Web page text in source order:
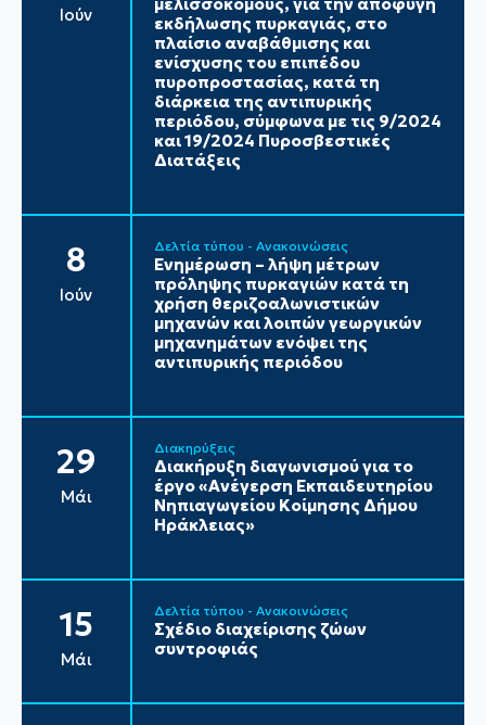
Ιούν
μελισσοκόμους, για την αποφυγή
εκδήλωσης πυρκαγιάς, στο
πλαίσιο αναβάθμισης και
ενίσχυσης του επιπέδου
πυροπροστασίας, κατά τη
διάρκεια της αντιπυρικής
περιόδου, σύμφωνα με τις 9/2024
και 19/2024 Πυροσβεστικές
Διατάξεις
8
Ιούν
Δελτία τύπου - Ανακοινώσεις
Ενημέρωση – λήψη μέτρων
πρόληψης πυρκαγιών κατά τη
χρήση θεριζοαλωνιστικών
μηχανών και λοιπών γεωργικών
μηχανημάτων ενόψει της
αντιπυρικής περιόδου
29
Μάι
Διακηρύξεις
Διακήρυξη διαγωνισμού για το
έργο «Ανέγερση Εκπαιδευτηρίου
Νηπιαγωγείου Κοίμησης Δήμου
Ηράκλειας»
15
Μάι
Δελτία τύπου - Ανακοινώσεις
Σχέδιο διαχείρισης ζώων
συντροφιάς